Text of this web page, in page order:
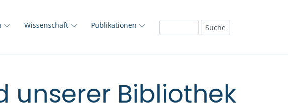
Wissenschaft Publikationen
unserer Bibliothek